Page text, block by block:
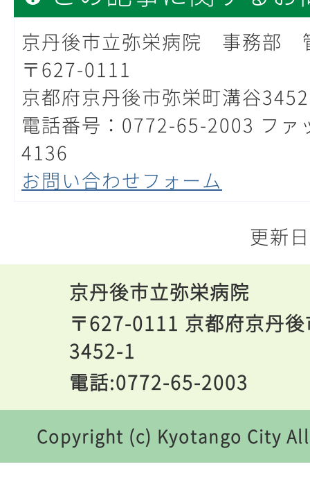
京丹後市立弥栄病院 事務部
〒627-0111
京都府京丹後市弥栄町溝谷
電話番号：0772-65-2003 フ
4136
お問い合わせフォーム
更新
京丹後市立弥栄病院
〒627-0111 京都府京丹
3452-1
電話:0772-65-2003
Copyright (c) Kyotango City